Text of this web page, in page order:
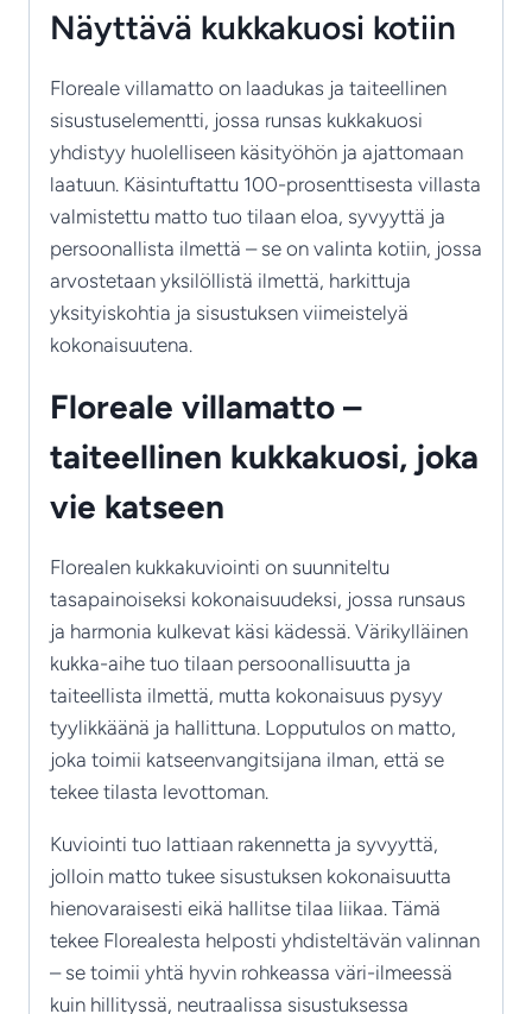
Näyttävä kukkakuosi kotiin
Floreale villamatto on laadukas ja taiteellinen
sisustuselementti, jossa runsas kukkakuosi
yhdistyy huolelliseen käsityöhön ja ajattomaan
laatuun. Käsintuftattu 100-prosenttisesta villasta
valmistettu matto tuo tilaan eloa, syvyyttä ja
persoonallista ilmettä – se on valinta kotiin, jossa
arvostetaan yksilöllistä ilmettä, harkittuja
yksityiskohtia ja sisustuksen viimeistelyä
kokonaisuutena.
Floreale villamatto –
taiteellinen kukkakuosi, joka
vie katseen
Florealen kukkakuviointi on suunniteltu
tasapainoiseksi kokonaisuudeksi, jossa runsaus
ja harmonia kulkevat käsi kädessä. Värikylläinen
kukka-aihe tuo tilaan persoonallisuutta ja
taiteellista ilmettä, mutta kokonaisuus pysyy
tyylikkäänä ja hallittuna. Lopputulos on matto,
joka toimii katseenvangitsijana ilman, että se
tekee tilasta levottoman.
Kuviointi tuo lattiaan rakennetta ja syvyyttä,
jolloin matto tukee sisustuksen kokonaisuutta
hienovaraisesti eikä hallitse tilaa liikaa. Tämä
tekee Florealesta helposti yhdisteltävän valinnan
– se toimii yhtä hyvin rohkeassa väri-ilmeessä
kuin hillityssä, neutraalissa sisustuksessa